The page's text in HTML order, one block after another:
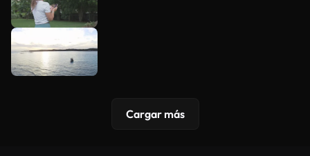
Cargar más